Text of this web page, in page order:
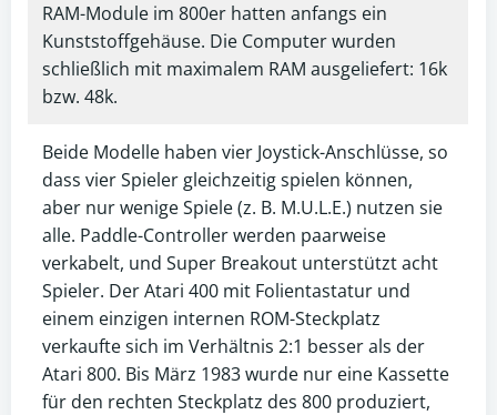
RAM-Module im 800er hatten anfangs ein
Kunststoffgehäuse. Die Computer wurden
schließlich mit maximalem RAM ausgeliefert: 16k
bzw. 48k.
Beide Modelle haben vier Joystick-Anschlüsse, so
dass vier Spieler gleichzeitig spielen können,
aber nur wenige Spiele (z. B. M.U.L.E.) nutzen sie
alle. Paddle-Controller werden paarweise
verkabelt, und Super Breakout unterstützt acht
Spieler. Der Atari 400 mit Folientastatur und
einem einzigen internen ROM-Steckplatz
verkaufte sich im Verhältnis 2:1 besser als der
Atari 800. Bis März 1983 wurde nur eine Kassette
für den rechten Steckplatz des 800 produziert,